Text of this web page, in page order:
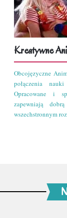
Kreatywne
Obcojęzyczne
połączenia
Opracowane i
zapewniają
wszechstronnym